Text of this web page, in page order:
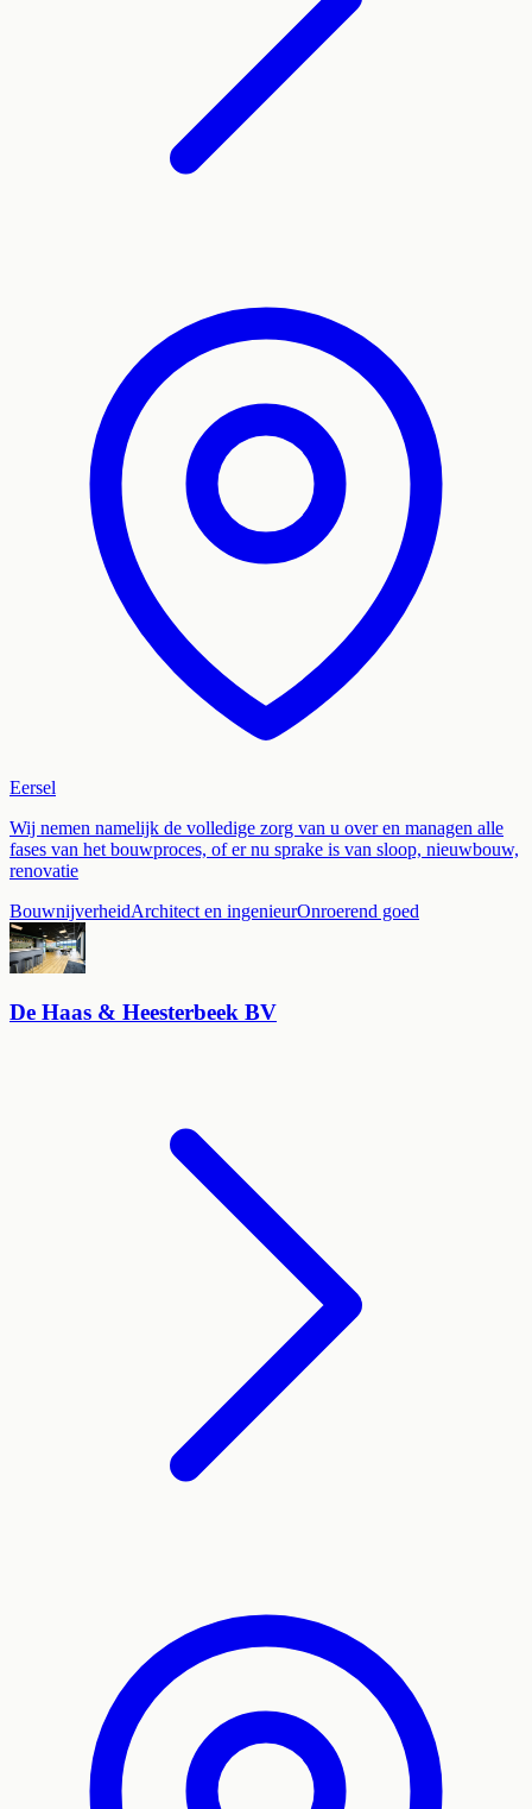
Eersel
Wij nemen namelijk de volledige zorg van u over en managen alle
fases van het bouwproces, of er nu sprake is van sloop, nieuwbouw,
renovatie
BouwnijverheidArchitect en ingenieurOnroerend goed
De Haas & Heesterbeek BV